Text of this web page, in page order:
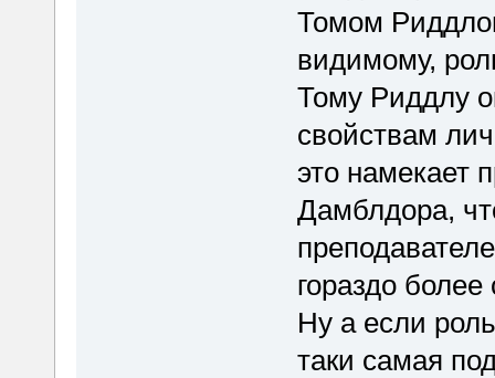
Томом
видимому,
Тому Риддлу
свойствам
это намекает
Дамблдора,
гораздо
Ну а если
таки самая